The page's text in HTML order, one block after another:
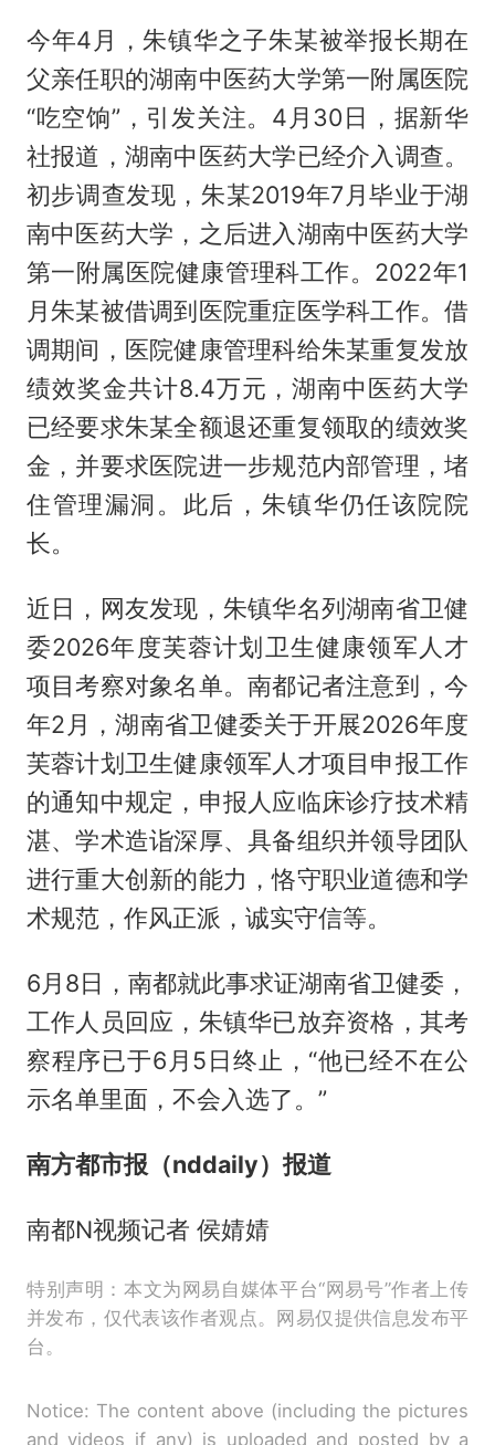
今年4月，朱镇华之子朱某被举报长期在
父亲任职的湖南中医药大学第一附属医院
“吃空饷”，引发关注。4月30日，据新华
社报道，湖南中医药大学已经介入调查。
初步调查发现，朱某2019年7月毕业于湖
南中医药大学，之后进入湖南中医药大学
第一附属医院健康管理科工作。2022年1
月朱某被借调到医院重症医学科工作。借
调期间，医院健康管理科给朱某重复发放
绩效奖金共计8.4万元，湖南中医药大学
已经要求朱某全额退还重复领取的绩效奖
金，并要求医院进一步规范内部管理，堵
住管理漏洞。此后，朱镇华仍任该院院
长。
近日，网友发现，朱镇华名列湖南省卫健
委2026年度芙蓉计划卫生健康领军人才
项目考察对象名单。南都记者注意到，今
年2月，湖南省卫健委关于开展2026年度
芙蓉计划卫生健康领军人才项目申报工作
的通知中规定，申报人应临床诊疗技术精
湛、学术造诣深厚、具备组织并领导团队
进行重大创新的能力，恪守职业道德和学
术规范，作风正派，诚实守信等。
6月8日，南都就此事求证湖南省卫健委，
工作人员回应，朱镇华已放弃资格，其考
察程序已于6月5日终止，“他已经不在公
示名单里面，不会入选了。”
南方都市报（nddaily）报道
南都N视频记者 侯婧婧
特别声明：本文为网易自媒体平台“网易号”作者上传
并发布，仅代表该作者观点。网易仅提供信息发布平
台。
Notice: The content above (including the pictures
and videos if any) is uploaded and posted by a